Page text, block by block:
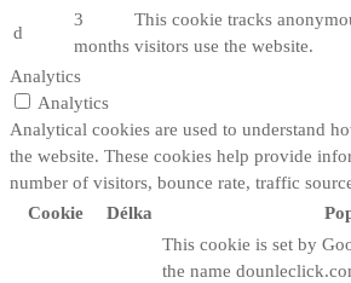
d
3
months
This cookie tracks
visitors use the website.
Analytics
Analytics
Analytical cookies are used to understand
the website. These cookies help provide
number of visitors, bounce rate, traffic
Cookie
Délka
This cookie is set by
the name